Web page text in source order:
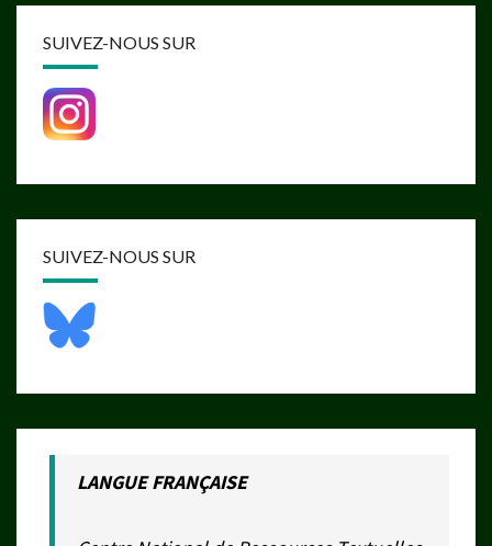
SUIVEZ-NOUS SUR
SUIVEZ-NOUS SUR
LANGUE FRANÇAISE